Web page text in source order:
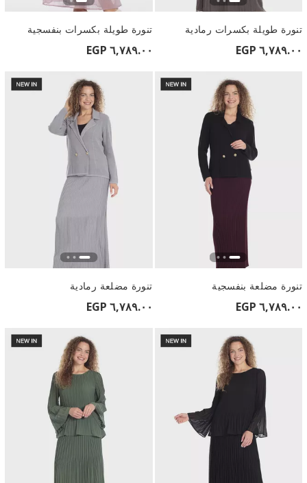
تنورة طويلة بكسرات رمادية
٦,٧٨٩.٠٠ EGP
تنورة طويلة بكسرات بنفسجية
٦,٧٨٩.٠٠ EGP
تنورة مضلعة بنفسجية
٦,٧٨٩.٠٠ EGP
تنورة مضلعة رمادية
٦,٧٨٩.٠٠ EGP